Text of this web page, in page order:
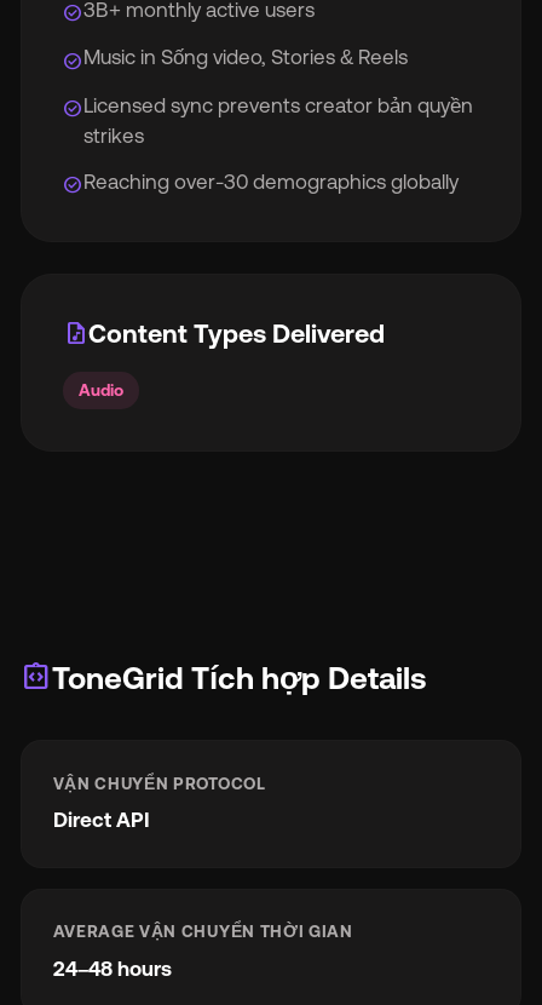
check_circle3B+ monthly active users
check_circleMusic in Sống video, Stories & Reels
check_circleLicensed sync prevents creator bản quyền
strikes
check_circleReaching over-30 demographics globally
audio_fileContent Types Delivered
Audio
integration_instructionsToneGrid Tích hợp Details
VẬN CHUYỂN PROTOCOL
Direct API
AVERAGE VẬN CHUYỂN THỜI GIAN
24–48 hours